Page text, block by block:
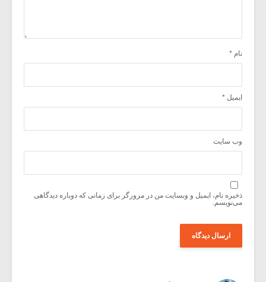
نام *
ایمیل *
وب‌ سایت
ذخیره نام، ایمیل و وبسایت من در مرورگر برای زمانی که دوباره دیدگاهی
می‌نویسم.